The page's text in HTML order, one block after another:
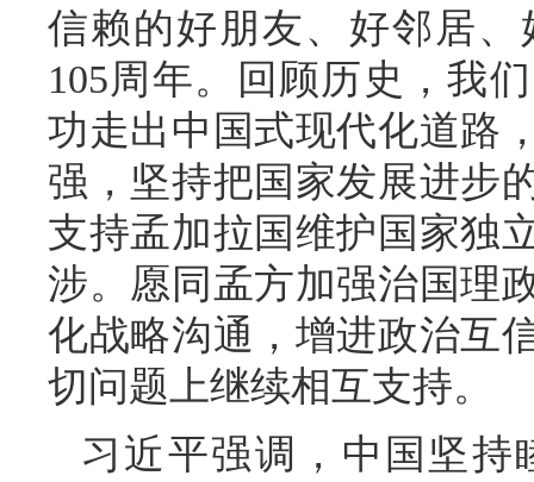
信赖的好朋友、好邻居
105周年。回顾历史，我
功走出中国式现代化道路
强，坚持把国家发展进步
支持孟加拉国维护国家独
涉。愿同孟方加强治国理
化战略沟通，增进政治互
切问题上继续相互支持。
习近平强调，中国坚持